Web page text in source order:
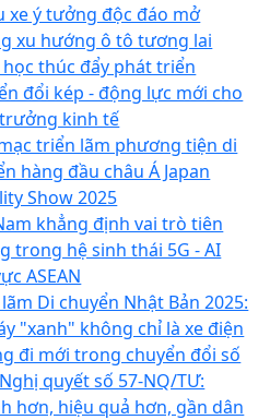
xe ý tưởng độc đáo mở
xu hướng ô tô tương lai
học thúc đẩy phát triển
đổi kép - động lực mới cho
kinh tế
triển lãm phương tiện di
hàng đầu châu Á Japan
Show 2025
khẳng định vai trò tiên
trong hệ sinh thái 5G - AI
ASEAN
Di chuyển Nhật Bản 2025:
"xanh" không chỉ là xe điện
đi mới trong chuyển đổi số
quyết số 57-NQ/TƯ:
hơn, hiệu quả hơn, gần dân